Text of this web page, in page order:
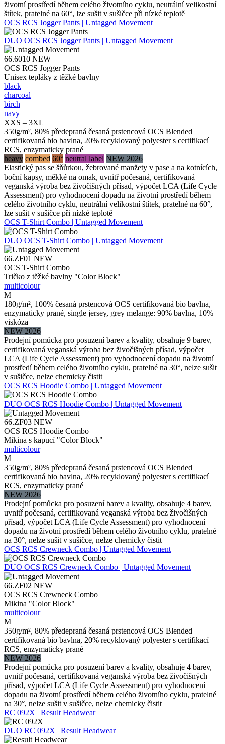
životní prostředí během celého životního cyklu, neutrální velikostní
štítek, pratelné na 60°, lze sušit v sušičce při nízké teplotě
OCS RCS Jogger Pants | Untagged Movement
DUO OCS RCS Jogger Pants | Untagged Movement
66.6010 NEW
OCS RCS Jogger Pants
Unisex tepláky z těžké bavlny
black
charcoal
birch
navy
XXS – 3XL
350g/m², 80% předepraná česaná prstencová OCS Blended
certifikovaná bio bavlna, 20% recyklovaný polyester s certifikací
RCS, enzymaticky prané
heavy combed 60° neutral label NEW 2026
Elastický pas se šňůrkou, žebrované manžety v pase a na kotnících,
boční kapsy, měkké na omak, uvnitř počesaná, certifikovaná
veganská výroba bez živočišných přísad, výpočet LCA (Life Cycle
Assessment) pro vyhodnocení dopadu na životní prostředí během
celého životního cyklu, neutrální velikostní štítek, pratelné na 60°,
lze sušit v sušičce při nízké teplotě
OCS T-Shirt Combo | Untagged Movement
DUO OCS T-Shirt Combo | Untagged Movement
66.ZF01 NEW
OCS T-Shirt Combo
Tričko z těžké bavlny "Color Block"
multicolour
M
180g/m², 100% česaná prstencová OCS certifikovaná bio bavlna,
enzymaticky prané, single jersey, grey melange: 90% bavlna, 10%
viskóza
NEW 2026
Prodejní pomůcka pro posuzení barev a kvality, obsahuje 9 barev,
certifikovaná veganská výroba bez živočišných přísad, výpočet
LCA (Life Cycle Assessment) pro vyhodnocení dopadu na životní
prostředí během celého životního cyklu, pratelné na 30°, nelze sušit
v sušičce, nelze chemicky čistit
OCS RCS Hoodie Combo | Untagged Movement
DUO OCS RCS Hoodie Combo | Untagged Movement
66.ZF03 NEW
OCS RCS Hoodie Combo
Mikina s kapucí "Color Block"
multicolour
M
350g/m², 80% předepraná česaná prstencová OCS Blended
certifikovaná bio bavlna, 20% recyklovaný polyester s certifikací
RCS, enzymaticky prané
NEW 2026
Prodejní pomůcka pro posuzení barev a kvality, obsahuje 4 barev,
uvnitř počesaná, certifikovaná veganská výroba bez živočišných
přísad, výpočet LCA (Life Cycle Assessment) pro vyhodnocení
dopadu na životní prostředí během celého životního cyklu, pratelné
na 30°, nelze sušit v sušičce, nelze chemicky čistit
OCS RCS Crewneck Combo | Untagged Movement
DUO OCS RCS Crewneck Combo | Untagged Movement
66.ZF02 NEW
OCS RCS Crewneck Combo
Mikina "Color Block"
multicolour
M
350g/m², 80% předepraná česaná prstencová OCS Blended
certifikovaná bio bavlna, 20% recyklovaný polyester s certifikací
RCS, enzymaticky prané
NEW 2026
Prodejní pomůcka pro posuzení barev a kvality, obsahuje 4 barev,
uvnitř počesaná, certifikovaná veganská výroba bez živočišných
přísad, výpočet LCA (Life Cycle Assessment) pro vyhodnocení
dopadu na životní prostředí během celého životního cyklu, pratelné
na 30°, nelze sušit v sušičce, nelze chemicky čistit
RC 092X | Result Headwear
DUO RC 092X | Result Headwear